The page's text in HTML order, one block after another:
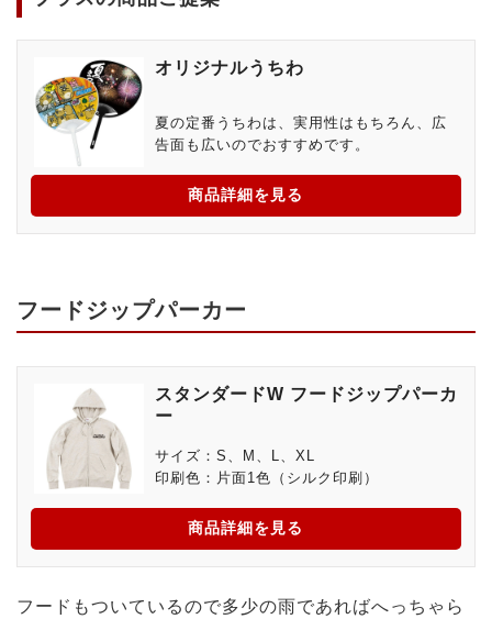
オリジナルうちわ
夏の定番うちわは、実用性はもちろん、広
告面も広いのでおすすめです。
商品詳細を見る
フードジップパーカー
スタンダードW フードジップパーカ
ー
サイズ：S、M、L、XL
印刷色：片面1色（シルク印刷）
商品詳細を見る
フードもついているので多少の雨であればへっちゃら